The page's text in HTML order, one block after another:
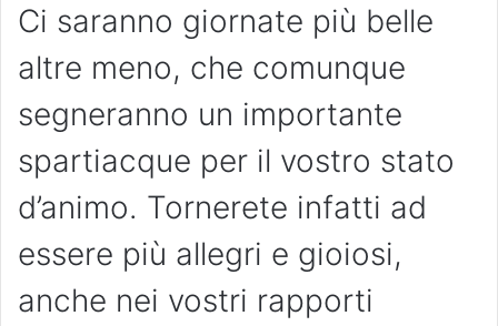
Ci saranno giornate più belle
altre meno, che comunque
segneranno un importante
spartiacque per il vostro stato
d’animo. Tornerete infatti ad
essere più allegri e gioiosi,
anche nei vostri rapporti